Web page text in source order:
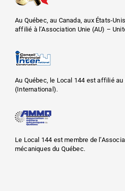
Au Québec, au Canada, aux États-
affilié à l’Association Unie (AU) –
Au Québec, le Local 144 est affilié au
(International).
Le Local 144 est membre de
mécaniques du Québec.